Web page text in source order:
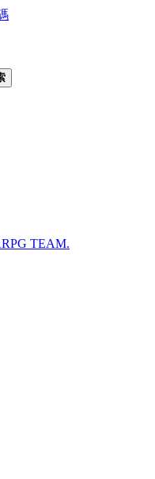
TEAM.